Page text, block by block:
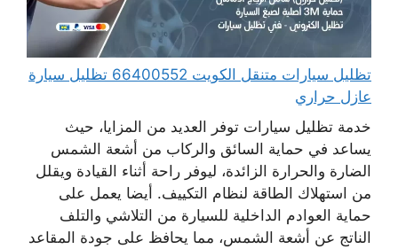
تظليل سيارات متنقل الكويت 66400552 تظليل سيارة
عازل حراري
خدمة تظليل سيارات توفر العديد من المزايا، حيث
يساعد في حماية السائق والركاب من أشعة الشمس
الضارة والحرارة الزائدة، ليوفر راحة أثناء القيادة ويقلل
من استهلاك الطاقة لنظام التكييف. أيضا يعمل على
حماية العوادم الداخلية للسيارة من التلاشي والتلف
الناتج عن أشعة الشمس، مما يحافظ على جودة المقاعد